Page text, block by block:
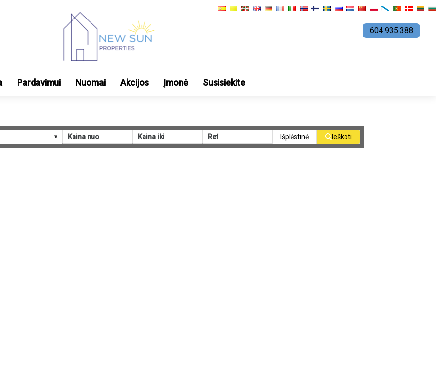
604 935 388
Pardavimui Nuomai Akcijos Įmonė Susisiekite
Išplėstinė Ieškoti